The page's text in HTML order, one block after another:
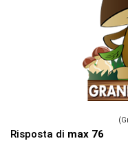
Risposta di max 76